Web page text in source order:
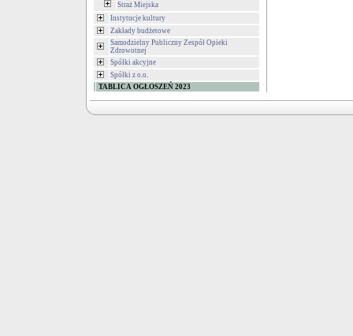
Straż Miejska
Instytucje kultury
Zakłady budżetowe
Samodzielny Publiczny Zespół Opieki
Zdrowotnej
Spółki akcyjne
Spółki z o.o.
TABLICA OGŁOSZEŃ 2023